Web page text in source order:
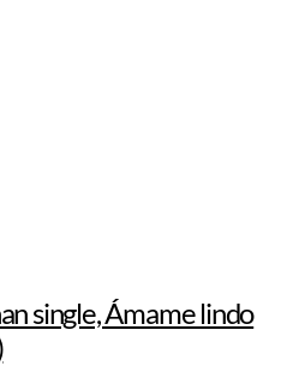
single, Ámame lindo